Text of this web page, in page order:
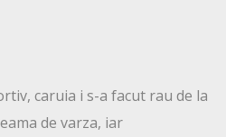
caruia i s-a facut rau de la
de varza, iar